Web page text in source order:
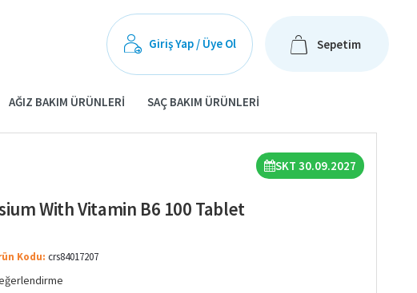
Giriş Yap / Üye Ol Sepetim
AĞIZ BAKIM ÜRÜNLERI SAÇ BAKIM ÜRÜNLERI
SKT 30.09.2027
With Vitamin B6 100 Tablet
Kodu: crs84017207